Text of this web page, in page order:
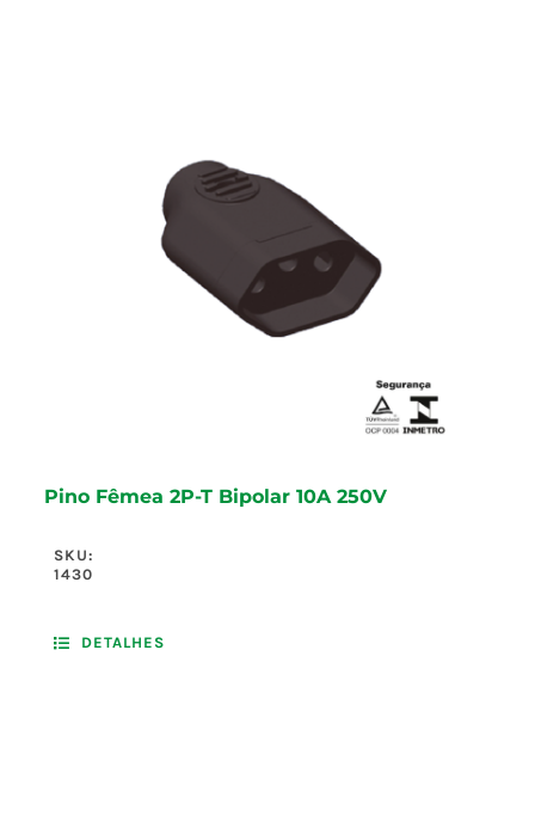
Pino Fêmea 2P-T Bipolar 10A 250V
SKU:
1430
DETALHES